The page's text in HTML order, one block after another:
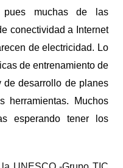
pues muchas de las
conectividad a Internet
de electricidad. Lo
de entrenamiento de
de desarrollo de planes
herramientas. Muchos
esperando tener los